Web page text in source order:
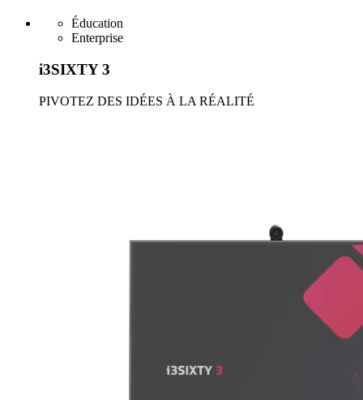
Éducation
Enterprise
i3SIXTY 3
PIVOTEZ DES IDÉES À LA RÉALITÉ